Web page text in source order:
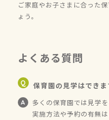
ご家庭やお子さまに合った
ょう。
よくある質問
保育園の見学はできま
多くの保育園では見学
実施方法や予約の有無